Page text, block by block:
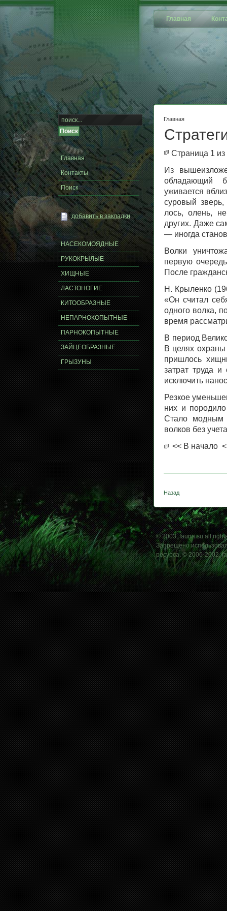
Главная
Главная
Страница 1 из
Из
обладающий
уживается
суровый
лось, олень,
других. Даже
— иногда
Волки
первую
После
Н. Крыленко
«Он считал
одного волка,
время
В период
В целях
пришлось
затрат труда
исключить
Резкое
них и
Стало модным
волков без
<< В начало
Назад
Главная
Контакты
Поиск
добавить в закладки
НАСЕКОМОЯДНЫЕ
РУКОКРЫЛЫЕ
ХИЩНЫЕ
ЛАСТОНОГИЕ
КИТООБРАЗНЫЕ
НЕПАРНОКОПЫТНЫЕ
ПАРНОКОПЫТНЫЕ
ЗАЙЦЕОБРАЗНЫЕ
ГРЫЗУНЫ
© 2003, fauna.su all
Запрещено
ресурса. © 2006-2002,